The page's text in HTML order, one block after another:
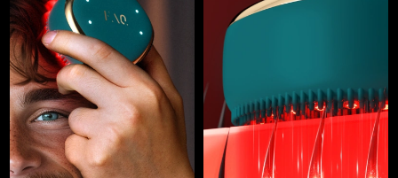
LUNA™ 护肤
Premium cleansers & balm
LUNA™ 设备
All facial cleansing devices
面膜
Rejuvenation & hydration
UFO™ 设备
All deep facial hydration devices
issa™ Teeth Whitening Set
Dual LED + sonic device & 18% PAP gel
ISSA™ 设备
All silicone sonic toothbrushes
FAQ™ 103
Luxurious clinical anti-aging set
FAQ™ P1 Primer
Manuka honey primer
FAQ™ 211
Anti-aging neck & décolleté LED mask
FAQ™ 221
Anti-aging LED hand mask
FAQ™ Scalp Serum
Scalp recovery probiotic serum
FAQ™护肤品
All FAQ™ skincare
FAQ™ 502
Full-Spectrum Red Light Therapy
FAQ™ Red Light Serum
保健品
专业治疗
捷克
丹麦
爱沙尼亚 预计送达日期8/9/26
芬兰 预计送达日期 8/9/26